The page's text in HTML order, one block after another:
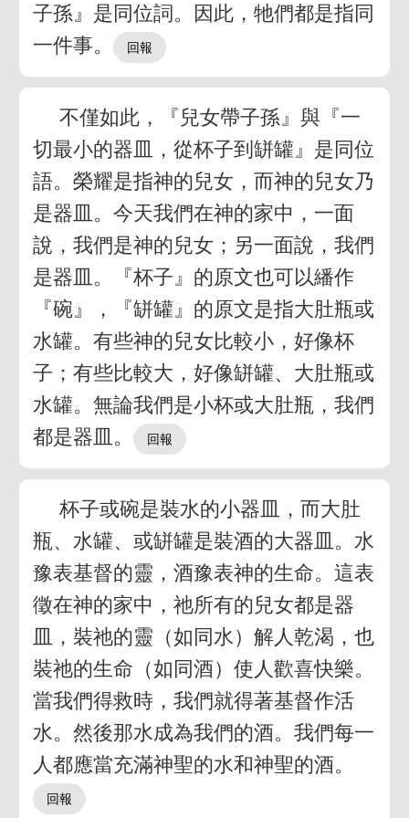
子孫』是同位詞。因此，牠們都是指同
一件事。
不僅如此，『兒女帶子孫』與『一
切最小的器皿，從杯子到缾罐』是同位
語。榮耀是指神的兒女，而神的兒女乃
是器皿。今天我們在神的家中，一面
說，我們是神的兒女；另一面說，我們
是器皿。『杯子』的原文也可以繙作
『碗』，『缾罐』的原文是指大肚瓶或
水罐。有些神的兒女比較小，好像杯
子；有些比較大，好像缾罐、大肚瓶或
水罐。無論我們是小杯或大肚瓶，我們
都是器皿。
杯子或碗是裝水的小器皿，而大肚
瓶、水罐、或缾罐是裝酒的大器皿。水
豫表基督的靈，酒豫表神的生命。這表
徵在神的家中，祂所有的兒女都是器
皿，裝祂的靈（如同水）解人乾渴，也
裝祂的生命（如同酒）使人歡喜快樂。
當我們得救時，我們就得著基督作活
水。然後那水成為我們的酒。我們每一
人都應當充滿神聖的水和神聖的酒。